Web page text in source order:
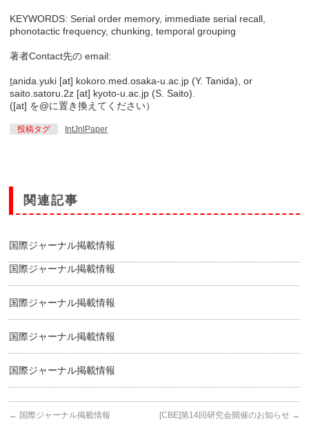
KEYWORDS: Serial order memory, immediate serial recall,
phonotactic frequency, chunking, temporal grouping
著者Contact先の email:
tanida.yuki [at] kokoro.med.osaka-u.ac.jp (Y. Tanida), or
saito.satoru.2z [at] kyoto-u.ac.jp (S. Saito).
([at] を@に置き換えてください）
投稿タグ IntJnlPaper
関連記事
国際ジャーナル掲載情報
国際ジャーナル掲載情報
国際ジャーナル掲載情報
国際ジャーナル掲載情報
国際ジャーナル掲載情報
← 国際ジャーナル掲載情報 [CBE]第14回研究会開催のお知らせ →